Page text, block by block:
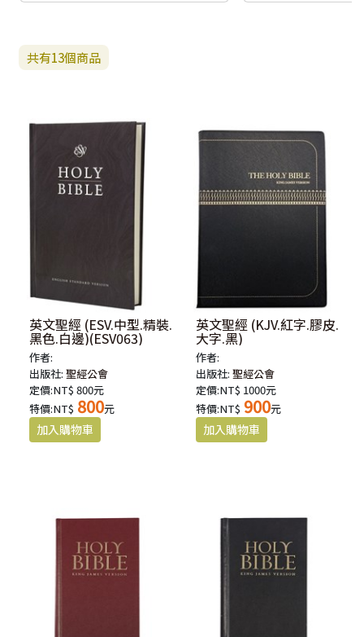
共有13個商品
英文聖經 (ESV.中型.精裝.
黑色.白邊)(ESV063)
作者:
出版社:聖經公會
定價:NT$ 800元
特價:NT$ 800元
英文聖經 (KJV.紅字.膠皮.
大字.黑)
作者:
出版社:聖經公會
定價:NT$ 1000元
特價:NT$ 900元